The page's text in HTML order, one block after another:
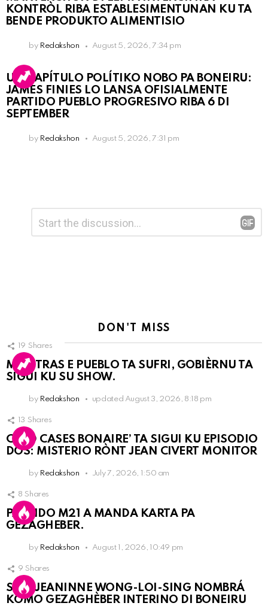
KONTRÒL RIBA ESTABLESIMENTUNAN KU TA
BENDE PRODUKTO ALIMENTISIO
by Redakshon August 5, 2026, 7:34 pm
UN KAPÍTULO POLÍTIKO NOBO PA BONEIRU:
JAMES FINIES LO LANSA OFISIALMENTE
PARTIDO PUEBLO PROGRESIVO RIBA 6 DI
SEPTEMBER
by Redakshon August 5, 2026, 7:31 pm
Reply
DON'T MISS
19 Shares
MIENTRAS E PUEBLO TA SUFRI, GOBIÈRNU TA
SIGUI KU SU SHOW.
by Redakshon updated August 3, 2026, 8:18 pm
13 Shares
COLD CASES BONAIRE’ TA SIGUI KU EPISODIO
DOS: MISTERIO RÒNT JEAN CIVERT MONITOR
by Redakshon July 7, 2026, 1:50 am
8 Shares
PARTIDO M21 A MANDA KARTA PA
GEZAGHEBER.
by Redakshon August 1, 2026, 10:49 pm
9 Shares
SRA. JEANINNE WONG-LOI-SING NOMBRÁ
KOMO GEZAGHÈBER INTERINO DI BONEIRU